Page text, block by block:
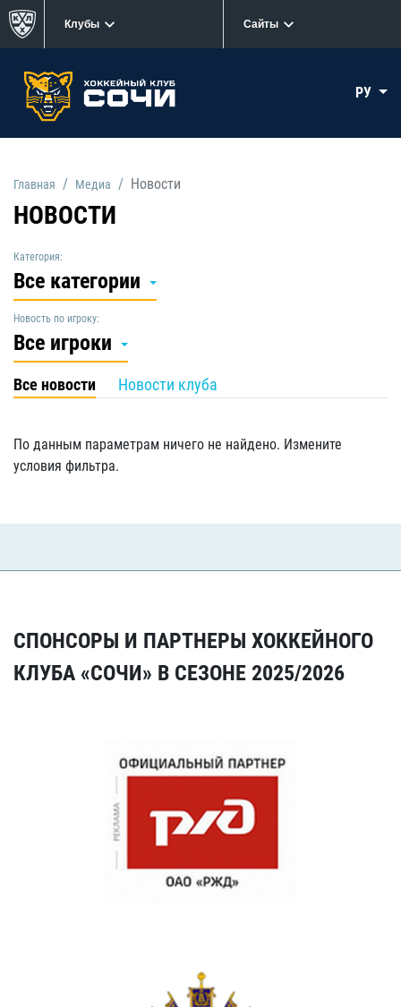
Клубы Сайты
РУ
Главная Медиа Новости
НОВОСТИ
Категория:
Все категории
Новость по игроку:
Все игроки
Все новости Новости клуба
По данным параметрам ничего не найдено. Измените
условия фильтра.
СПОНСОРЫ И ПАРТНЕРЫ ХОККЕЙНОГО
КЛУБА «СОЧИ» В СЕЗОНЕ 2025/2026